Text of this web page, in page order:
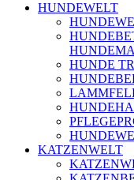
HUNDEWELT
HUNDE
KATZENWELT